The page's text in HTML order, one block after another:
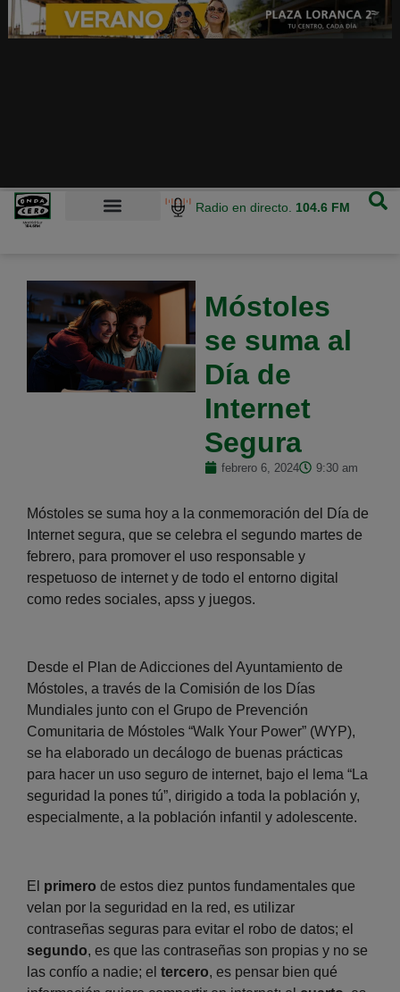
Radio en directo. 104.6 FM
Móstoles
se suma al
Día de
Internet
Segura
febrero 6, 2024 9:30 am
Móstoles se suma hoy a la conmemoración del Día de
Internet segura, que se celebra el segundo martes de
febrero, para promover el uso responsable y
respetuoso de internet y de todo el entorno digital
como redes sociales, apss y juegos.
Desde el Plan de Adicciones del Ayuntamiento de
Móstoles, a través de la Comisión de los Días
Mundiales junto con el Grupo de Prevención
Comunitaria de Móstoles “Walk Your Power” (WYP),
se ha elaborado un decálogo de buenas prácticas
para hacer un uso seguro de internet, bajo el lema “La
seguridad la pones tú”, dirigido a toda la población y,
especialmente, a la población infantil y adolescente.
El primero de estos diez puntos fundamentales que
velan por la seguridad en la red, es utilizar
contraseñas seguras para evitar el robo de datos; el
segundo, es que las contraseñas son propias y no se
las confío a nadie; el tercero, es pensar bien qué